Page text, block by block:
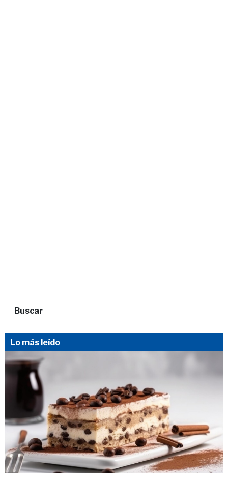
Buscar
Lo más leído